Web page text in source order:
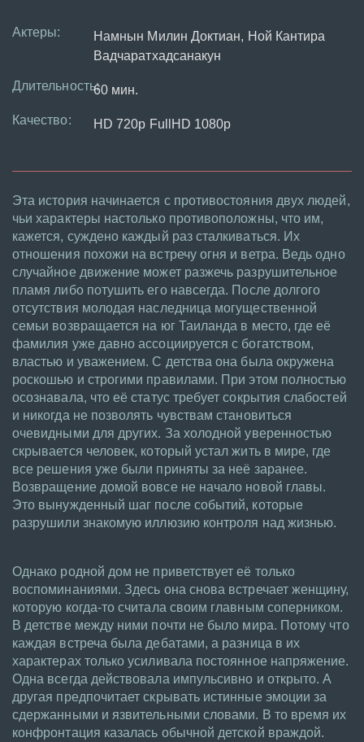
Актеры:
Намнын Милин Доктиан, Ной Кантира
Вадчаратхадсанакун
Длительность:60 мин.
Качество: HD 720p FullHD 1080p
Эта история начинается с противостояния двух людей,
чьи характеры настолько противоположны, что им,
кажется, суждено каждый раз сталкиваться. Их
отношения похожи на встречу огня и ветра. Ведь одно
случайное движение может разжечь разрушительное
пламя либо потушить его навсегда. После долгого
отсутствия молодая наследница могущественной
семьи возвращается на юг Таиланда в место, где её
фамилия уже давно ассоциируется с богатством,
властью и уважением. С детства она была окружена
роскошью и строгими правилами. При этом полностью
осознавала, что её статус требует сокрытия слабостей
и никогда не позволять чувствам становиться
очевидными для других. За холодной уверенностью
скрывается человек, который устал жить в мире, где
все решения уже были приняты за неё заранее.
Возвращение домой вовсе не начало новой главы.
Это вынужденный шаг после событий, которые
разрушили знакомую иллюзию контроля над жизнью.
Однако родной дом не приветствует её только
воспоминаниями. Здесь она снова встречает женщину,
которую когда-то считала своим главным соперником.
В детстве между ними почти не было мира. Потому что
каждая встреча была дебатами, а разница в их
характерах только усиливала постоянное напряжение.
Одна всегда действовала импульсивно и открыто. А
другая предпочитает скрывать истинные эмоции за
сдержанными и язвительными словами. В то время их
конфронтация казалась обычной детской враждой.